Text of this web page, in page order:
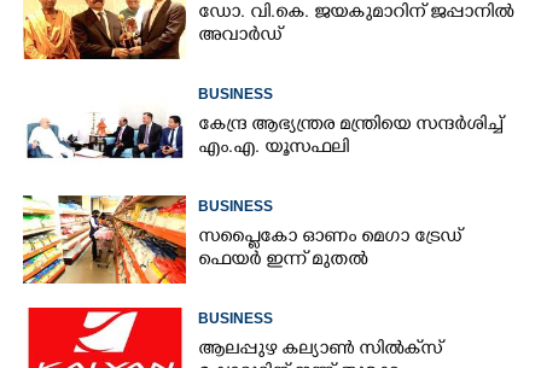
ഡോ. വി.കെ. ജയകുമാറിന് ജപ്പാനിൽ
അവാർഡ്
BUSINESS
കേന്ദ്ര ആഭ്യന്ത്രര മന്ത്രിയെ സന്ദർശിച്ച്
എം.എ. യൂസഫലി
BUSINESS
സപ്ലൈകോ ഓണം മെഗാ ട്രേഡ്
ഫെയർ ഇന്ന് മുതൽ
BUSINESS
ആലപ്പുഴ കല്യാൺ സിൽക്‌സ്